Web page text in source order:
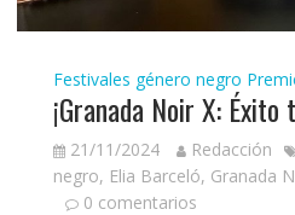
Festivales género negro
¡Granada Noir X:
21/11/2024 Redacción
negro, Elia Barceló, Granada
0 comentarios